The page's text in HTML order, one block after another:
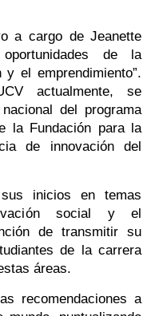
a cargo de Jeanette
de la
el emprendimiento”.
actualmente, se
del programa
la Fundación para la
de innovación del
inicios en temas
social y el
de transmitir su
de la carrera
áreas.
recomendaciones a